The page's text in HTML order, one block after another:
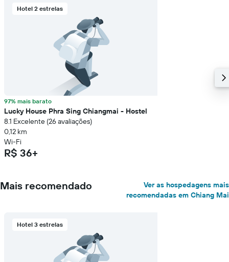
Hotel 2 estrelas
97% mais barato
Lucky House Phra Sing Chiangmai - Hostel
8.1 Excelente (26 avaliações)
0,12 km
Wi-Fi
R$ 36+
Mais recomendado
Ver as hospedagens mais
recomendadas em Chiang Mai
Hotel 3 estrelas